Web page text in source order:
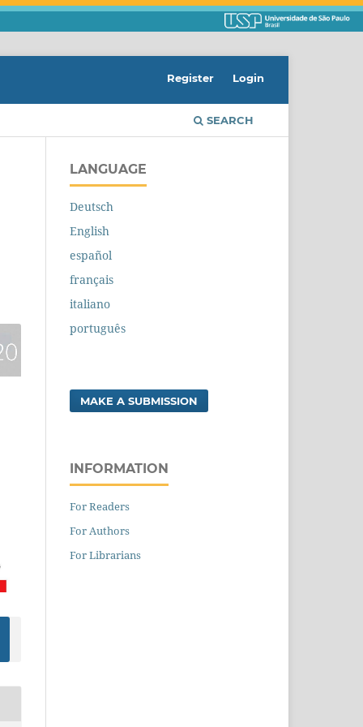
SEARCH
Register Login
LANGUAGE
Deutsch
English
español
français
italiano
português
MAKE A SUBMISSION
INFORMATION
For Readers
For Authors
For Librarians